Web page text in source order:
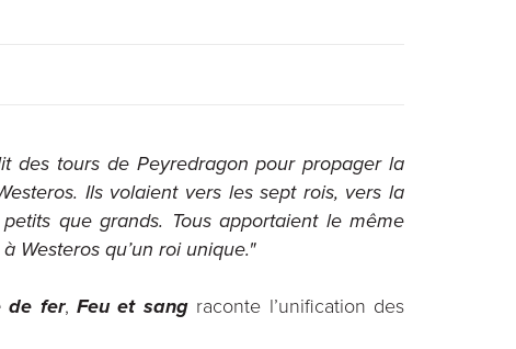
des tours de Peyredragon pour propager la
Ils volaient vers les sept rois, vers la
que grands. Tous apportaient le même
Westeros qu’un roi unique."
de fer,Feu et sangraconte l’unification des